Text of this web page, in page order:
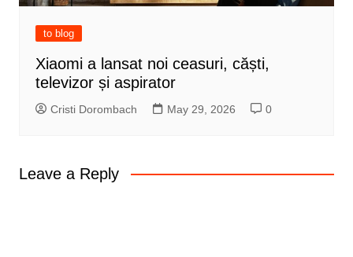
to blog
Xiaomi a lansat noi ceasuri, căști,
televizor și aspirator
Cristi Dorombach May 29, 2026 0
Leave a Reply